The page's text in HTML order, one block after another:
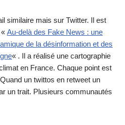
similaire mais sur Twitter. Il est
Au-delà des Fake News : une
de la désinformation et des
« . Il a réalisé une cartographie
en France. Chaque point est
un twittos en retweet un
un trait. Plusieurs communautés